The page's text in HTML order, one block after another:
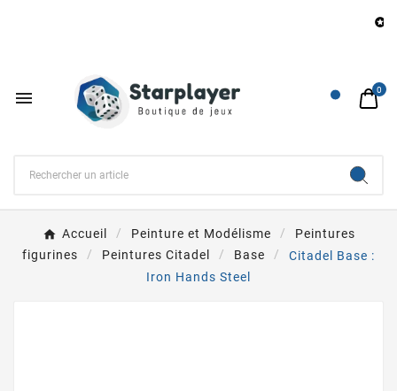

 0
Accueil Peinture et Modélisme
Peintures
figurines
Peintures Citadel Base
Citadel Base :
Iron Hands Steel